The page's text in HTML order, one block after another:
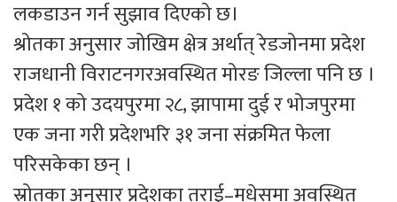
लकडाउन गर्न सुझाव दिएको छ।
श्रोतका अनुसार जोखिम क्षेत्र अर्थात् रेडजोनमा प्रदेश
राजधानी विराटनगरअवस्थित मोरङ जिल्ला पनि छ ।
प्रदेश १ को उदयपुरमा २८, झापामा दुई र भोजपुरमा
एक जना गरी प्रदेशभरि ३१ जना संक्रमित फेला
परिसकेका छन् ।
स्रोतका अनुसार प्रदेशका तराई–मधेसमा अवस्थित